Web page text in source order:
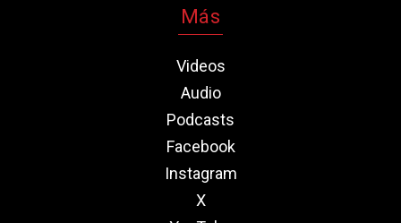
Más
Videos
Audio
Podcasts
Facebook
Instagram
X